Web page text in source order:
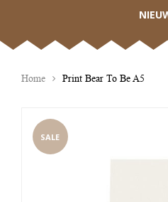
Home Print Bear To Be A5
SALE